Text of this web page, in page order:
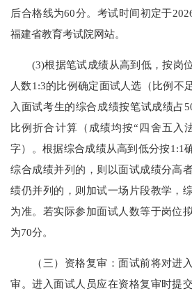
后合格线为60分。考试时间初定于
福建省教育考试院网站。
(3)根据笔试成绩从高到低，按岗
人数1:3的比例确定面试人选（比例不
入面试考生的综合成绩按笔试成绩占
比例折合计算（成绩均按“四舍五入
字）。根据综合成绩从高到低分按1:1
综合成绩并列的，则以面试成绩分高
绩仍并列的，则加试一场片段教学，
为准。若实际参加面试人数等于岗位
为70分。
（三）资格复审：面试前将对进入
审。进入面试人员应在资格复审时提